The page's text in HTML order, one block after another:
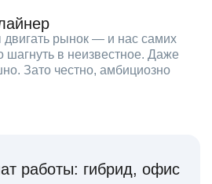
двигать рынок — и нас самих
шагнуть в неизвестное. Даже
Зато честно, амбициозно
работы: гибрид, офис